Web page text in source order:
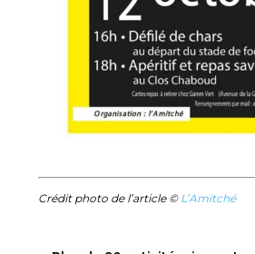
Crédit photo de l’article © L’Amitché